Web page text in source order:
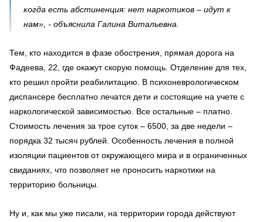
когда есть абстиненция: нет наркотиков – идут к
нам», - объяснила Галина Витальевна.
Тем, кто находится в фазе обострения, прямая дорога на
Фадеева, 22, где окажут скорую помощь. Отделение для тех,
кто решил пройти реабилитацию. В психоневрологическом
диспансере бесплатно лечатся дети и состоящие на учете с
наркологической зависимостью. Все остальные – платно.
Стоимость лечения за трое суток – 6500, за две недели –
порядка 32 тысяч рублей. Особенность лечения в полной
изоляции пациентов от окружающего мира и в ограниченных
свиданиях, что позволяет не проносить наркотики на
территорию больницы.
Ну и, как мы уже писали, на территории города действуют